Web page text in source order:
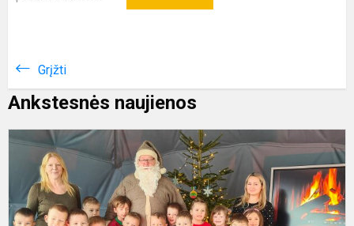
Grįžti
Ankstesnės naujienos